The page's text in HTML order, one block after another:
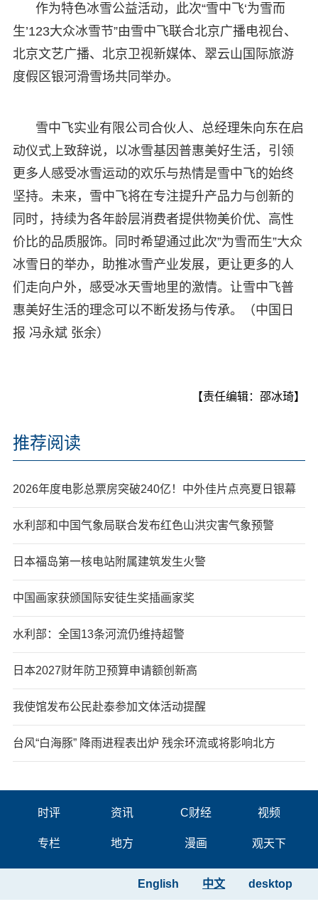
作为特色冰雪公益活动，此次“雪中飞‘为雪而
生’123大众冰雪节”由雪中飞联合北京广播电视台、
北京文艺广播、北京卫视新媒体、翠云山国际旅游
度假区银河滑雪场共同举办。
雪中飞实业有限公司合伙人、总经理朱向东在启
动仪式上致辞说，以冰雪基因普惠美好生活，引领
更多人感受冰雪运动的欢乐与热情是雪中飞的始终
坚持。未来，雪中飞将在专注提升产品力与创新的
同时，持续为各年龄层消费者提供物美价优、高性
价比的品质服饰。同时希望通过此次”为雪而生”大众
冰雪日的举办，助推冰雪产业发展，更让更多的人
们走向户外，感受冰天雪地里的激情。让雪中飞普
惠美好生活的理念可以不断发扬与传承。（中国日
报 冯永斌 张余）
【责任编辑：邵冰琦】
推荐阅读
2026年度电影总票房突破240亿！中外佳片点亮夏日银幕
水利部和中国气象局联合发布红色山洪灾害气象预警
日本福岛第一核电站附属建筑发生火警
中国画家获颁国际安徒生奖插画家奖
水利部：全国13条河流仍维持超警
日本2027财年防卫预算申请额创新高
我使馆发布公民赴泰参加文体活动提醒
台风“白海豚” 降雨进程表出炉 残余环流或将影响北方
时评 资讯 C财经 视频
专栏 地方 漫画 观天下
desktop
中文
English